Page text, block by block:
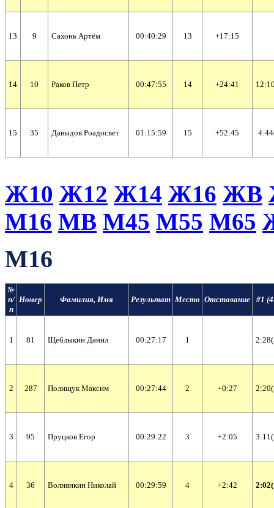
13 9 Сахонь Артём 00:40:29 13 +17:15
14 10 Раков Петр 00:47:55 14 +24:41
15 35 Давыдов Роадосвет 01:15:59 15 +52:45
Ж10 Ж12 Ж14 Ж16 ЖВ
М16 МВ М45 М55 М65
М16
№
п/
п
Номер Фамилия, Имя Результат Место Отставание #1
1 81 Щеблыкин Данил 00:27:17 1
2 287 Полищук Максим 00:27:44 2 +0:27
3 95 Пруцков Егор 00:29:22 3 +2:05
4 36 Волнянкин Николай 00:29:59 4 +2:42